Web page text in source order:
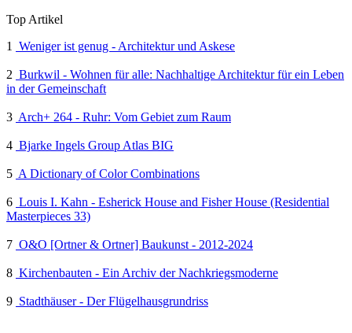
Top Artikel
1
Weniger ist genug - Architektur und Askese
2 Burkwil - Wohnen für alle: Nachhaltige Architektur für ein Leben
in der Gemeinschaft
3 Arch+ 264 - Ruhr: Vom Gebiet zum Raum
4 Bjarke Ingels Group Atlas BIG
5 A Dictionary of Color Combinations
6 Louis I. Kahn - Esherick House and Fisher House (Residential
Masterpieces 33)
7 O&O [Ortner & Ortner] Baukunst - 2012-2024
8 Kirchenbauten - Ein Archiv der Nachkriegsmoderne
9 Stadthäuser - Der Flügelhausgrundriss